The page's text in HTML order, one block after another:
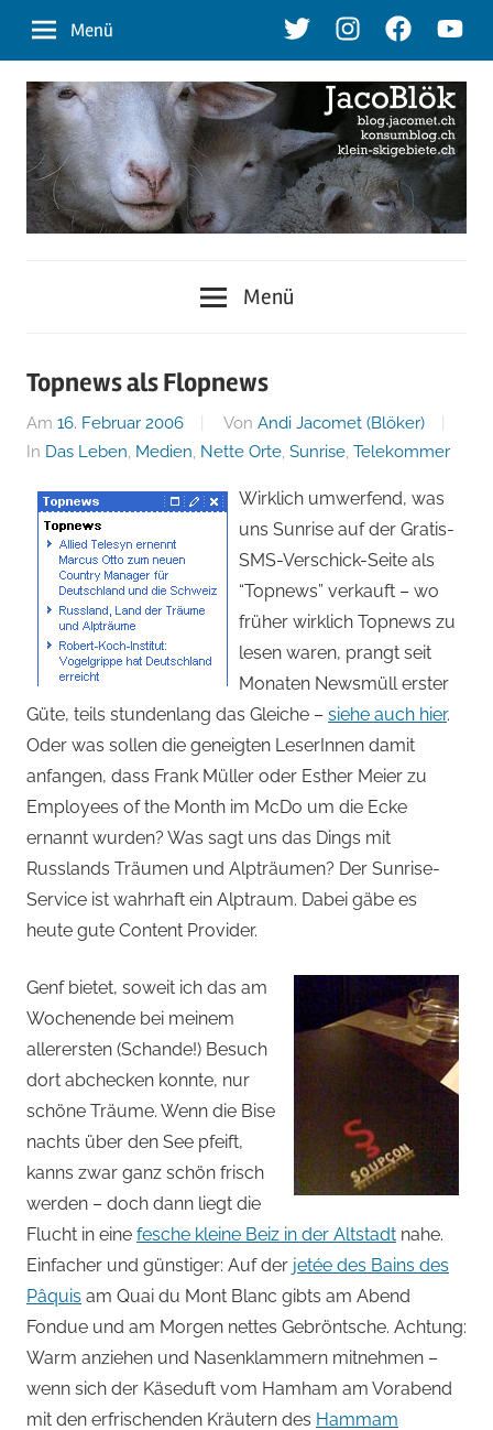
Inhalt
TwitterInstagramFacebook
Menü
der
Blog
von
Andi
Jacomet
klein-
skigebiete.ch
Menü
Topnews als Flopnews
Am 16. Februar 2006 Von Andi Jacomet (Blöker)
In Das Leben, Medien, Nette Orte, Sunrise, Telekommer
Wirklich umwerfend, was
uns Sunrise auf der Gratis-
SMS-Verschick-Seite als
“Topnews” verkauft – wo
früher wirklich Topnews zu
lesen waren, prangt seit
Monaten Newsmüll erster
Güte, teils stundenlang das Gleiche – siehe auch hier.
Oder was sollen die geneigten LeserInnen damit
anfangen, dass Frank Müller oder Esther Meier zu
Employees of the Month im McDo um die Ecke
ernannt wurden? Was sagt uns das Dings mit
Russlands Träumen und Alpträumen? Der Sunrise-
Service ist wahrhaft ein Alptraum. Dabei gäbe es
heute gute Content Provider.
Genf bietet, soweit ich das am
Wochenende bei meinem
allerersten (Schande!) Besuch
dort abchecken konnte, nur
schöne Träume. Wenn die Bise
nachts über den See pfeift,
kanns zwar ganz schön frisch
werden – doch dann liegt die
Flucht in eine fesche kleine Beiz in der Altstadt nahe.
Einfacher und günstiger: Auf der jetée des Bains des
Pâquis am Quai du Mont Blanc gibts am Abend
Fondue und am Morgen nettes Gebröntsche. Achtung:
Warm anziehen und Nasenklammern mitnehmen –
wenn sich der Käseduft vom Hamham am Vorabend
mit den erfrischenden Kräutern des Hammam